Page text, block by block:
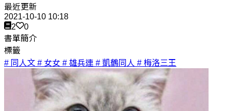
最近更新
2021-10-10 10:18
2
0
書單簡介
標籤
# 同人文 # 女女 # 雄兵連 # 凱鶴同人 # 梅洛三王